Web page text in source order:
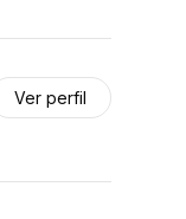
Ver perfil